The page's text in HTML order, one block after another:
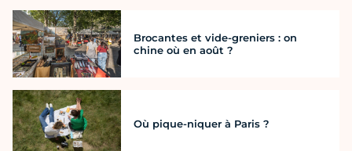
Brocantes et vide-greniers : on
chine où en août ?
Où pique-niquer à Paris ?